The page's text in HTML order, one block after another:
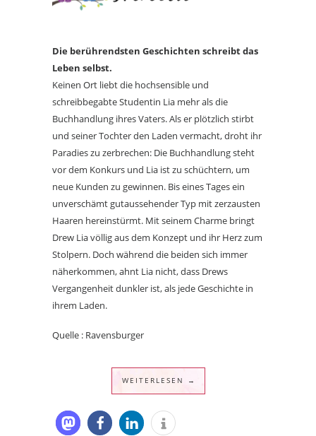
Die berührendsten Geschichten schreibt das
Leben selbst.
Keinen Ort liebt die hochsensible und
schreibbegabte Studentin Lia mehr als die
Buchhandlung ihres Vaters. Als er plötzlich stirbt
und seiner Tochter den Laden vermacht, droht ihr
Paradies zu zerbrechen: Die Buchhandlung steht
vor dem Konkurs und Lia ist zu schüchtern, um
neue Kunden zu gewinnen. Bis eines Tages ein
unverschämt gutaussehender Typ mit zerzausten
Haaren hereinstürmt. Mit seinem Charme bringt
Drew Lia völlig aus dem Konzept und ihr Herz zum
Stolpern. Doch während die beiden sich immer
näherkommen, ahnt Lia nicht, dass Drews
Vergangenheit dunkler ist, als jede Geschichte in
ihrem Laden.
Quelle : Ravensburger
WEITERLESEN →